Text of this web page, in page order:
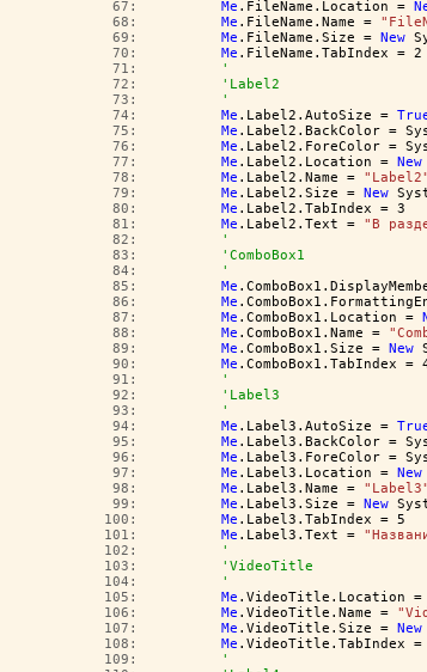
  67:
Me .FileName.Location =
  68:
Me .FileName.Name =
  69:
Me .FileName.Size = New
  70:
Me .FileName.TabIndex = 2
  71:
'
  72:
'Label2
  73:
'
  74:
Me .Label2.AutoSize =
  75:
Me .Label2.BackColor =
  76:
Me .Label2.ForeColor =
  77:
Me .Label2.Location = New
  78:
Me .Label2.Name = "Label2"
  79:
Me .Label2.Size = New
  80:
Me .Label2.TabIndex = 3
  81:
Me .Label2.Text = "В
  82:
'
  83:
'ComboBox1
  84:
'
  85:
Me
  86:
Me
  87:
Me .ComboBox1.Location =
  88:
Me .ComboBox1.Name =
  89:
Me .ComboBox1.Size = New
  90:
Me .ComboBox1.TabIndex =
  91:
'
  92:
'Label3
  93:
'
  94:
Me .Label3.AutoSize =
  95:
Me .Label3.BackColor =
  96:
Me .Label3.ForeColor =
  97:
Me .Label3.Location = New
  98:
Me .Label3.Name = "Label3"
  99:
Me .Label3.Size = New
100:
Me .Label3.TabIndex = 5
101:
Me .Label3.Text =
102:
'
103:
'VideoTitle
104:
'
105:
Me .VideoTitle.Location =
106:
Me .VideoTitle.Name =
107:
Me .VideoTitle.Size = New
108:
Me .VideoTitle.TabIndex =
109:
'